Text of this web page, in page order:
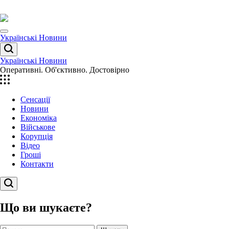
до
вмісту
Menu
Українські Новини
Пошук
Українські Новини
Оперативні. Об'єктивно. Достовірно
Сенсації
Новини
Економіка
Військове
Корупція
Відео
Гроші
Контакти
Пошук
Що ви шукаєте?